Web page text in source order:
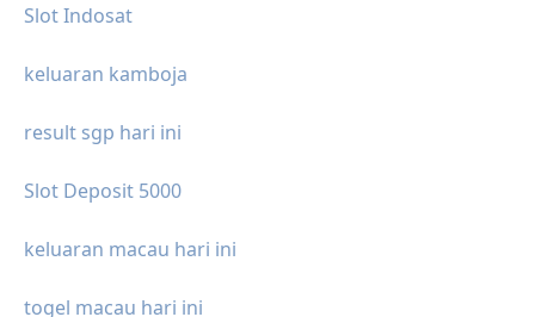
Slot Indosat
keluaran kamboja
result sgp hari ini
Slot Deposit 5000
keluaran macau hari ini
togel macau hari ini